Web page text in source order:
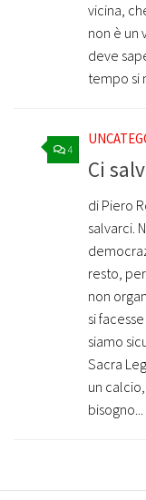
vicina,
non è un
deve
tempo si
4
Ci
di Piero
salvarci.
resto,
non
si
siamo
Sacra
un
bisogno...